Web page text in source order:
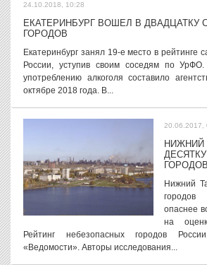
24.10.2018, 10:28
ЕКАТЕРИНБУРГ ВОШЕЛ В
ГОРОДОВ
Екатеринбург занял 19-е место в рейтинге
России, уступив своим соседям по
употреблению алкоголя составило
октябре 2018 года. В...
20.06.2017,
НИЖНИЙ
Нижний
опаснее
на
Рейтинг небезопасных городов
«Ведомости». Авторы исследования...